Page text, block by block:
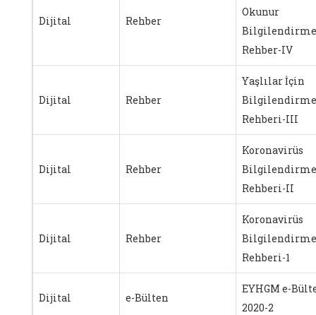
Dijital Rehber
Okunur
Bilgilendirme
Rehber-IV
Dijital Rehber
Yaşlılar İçin
Bilgilendirme
Rehberi-III
Dijital Rehber
Koronavirüs
Bilgilendirme
Rehberi-II
Dijital Rehber
Koronavirüs
Bilgilendirme
Rehberi-1
Dijital e-Bülten
EYHGM e-
2020-2